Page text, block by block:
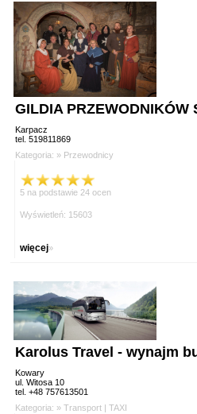
GILDIA PRZEWODNIKÓW
Karpacz
tel. 519811869
Kategoria: » Przewodnicy
5 na podstawie 24 ocen
Wyświetleń: 15603
więcej»
Karolus Travel - wynajm
Kowary
ul. Witosa 10
tel. +48 757613501
Kategoria: » Transport TAXI